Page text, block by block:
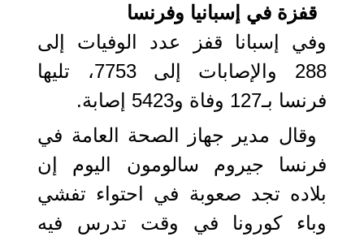
قفزة في إسبانيا وفرنسا
وفي إسبانا قفز عدد الوفيات إلى
288 والإصابات إلى 7753، تليها
فرنسا بـ127 وفاة و5423 إصابة.
وقال مدير جهاز الصحة العامة في
فرنسا جيروم سالومون اليوم إن
بلاده تجد صعوبة في احتواء تفشي
وباء كورونا في وقت تدرس فيه